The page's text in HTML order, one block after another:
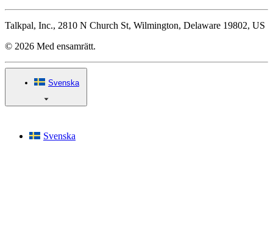
Talkpal, Inc., 2810 N Church St, Wilmington, Delaware 19802, US
© 2026 Med ensamrätt.
Svenska
Svenska